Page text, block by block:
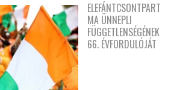
ELEFÁNTCSONTPART
MA ÜNNEPLI
FÜGGETLENSÉGÉNEK
66. ÉVFORDULÓJÁT